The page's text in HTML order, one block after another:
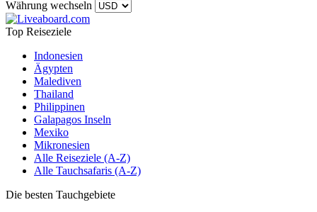
Währung wechseln
Top Reiseziele
Indonesien
Ägypten
Malediven
Thailand
Philippinen
Galapagos Inseln
Mexiko
Mikronesien
Alle Reiseziele (A-Z)
Alle Tauchsafaris (A-Z)
Die besten Tauchgebiete